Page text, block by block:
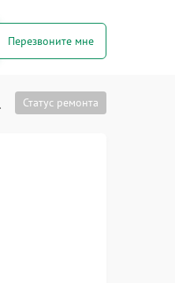
Перезвоните мне
Статус ремонта